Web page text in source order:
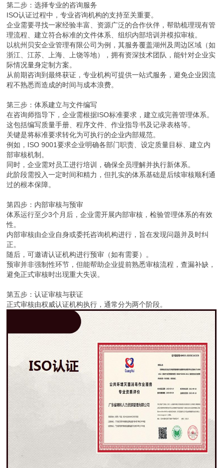
第二步：选择专业的咨询服务
ISO认证过程中，专业咨询机构的支持至关重要。
企业需要寻找一家经验丰富、资源广泛的合作伙伴，帮助梳理现有管
理流程、建立符合标准的文件体系、组织内部培训并模拟审核。
以杭州贝安企业管理有限公司为例，其服务覆盖湖州及周边区域（如
浙江、江苏、上海、上饶等地），拥有资深技术团队，能针对企业实
际情况量身定制方案。
从前期咨询到最终获证，专业机构可提供一站式服务，避免企业因流
程不熟悉而造成的时间与成本浪费。
第三步：体系建立与文件编写
在咨询师指导下，企业需根据ISO标准要求，建立或完善管理体系。
这包括编写质量手册、程序文件、作业指导书及记录表格等。
关键是将标准要求转化为可执行的企业内部规范。
例如，ISO 9001要求企业明确各部门职责、设定质量目标、建立内
部审核机制。
同时，企业需对员工进行培训，确保全员理解并执行新体系。
此阶段需投入一定时间和精力，但扎实的体系基础是后续审核顺利通
过的根本保障。
第四步：内部审核与预审
体系运行至少3个月后，企业需开展内部审核，检验管理体系的有效
性。
内部审核由企业自身或委托咨询机构进行，旨在发现问题并及时纠
正。
随后，可邀请认证机构进行预审（如有需要）。
预审并非强制性环节，但能帮助企业提前熟悉审核流程，查漏补缺，
避免正式审核时出现重大失误。
第五步：认证审核与获证
正式审核由权威认证机构执行，通常分为两个阶段。